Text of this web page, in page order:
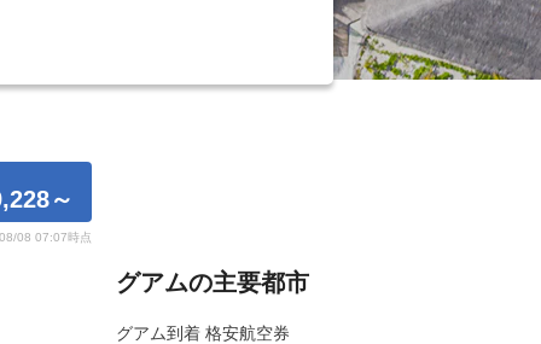
～
08 07:07時点
グアムの主要都市
グアム到着 格安航空券